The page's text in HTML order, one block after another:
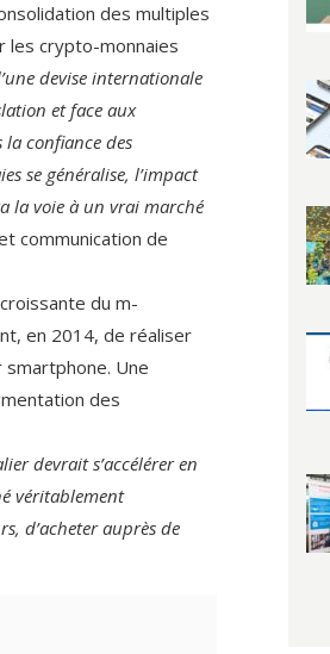
des multiples
les crypto-monnaies
devise internationale
et face aux
confiance des
se généralise, l’impact
la voie à un vrai marché
communication de
du m-
en 2014, de réaliser
Une
des
devrait s’accélérer en
véritablement
d’acheter auprès de